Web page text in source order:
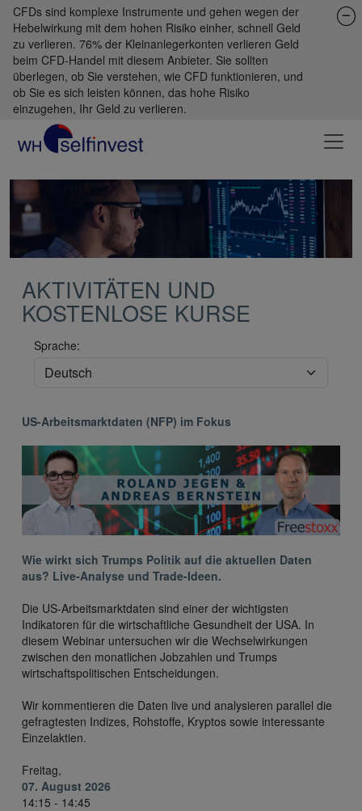
CFDs sind komplexe Instrumente und gehen wegen der
Hebelwirkung mit dem hohen Risiko einher, schnell Geld
zu verlieren. 76% der Kleinanlegerkonten verlieren Geld
beim CFD-Handel mit diesem Anbieter. Sie sollten
überlegen, ob Sie verstehen, wie CFD funktionieren, und
ob Sie es sich leisten können, das hohe Risiko
einzugehen, Ihr Geld zu verlieren.
AKTIVITÄTEN UND
KOSTENLOSE KURSE
Sprache:
US-Arbeitsmarktdaten (NFP) im Fokus
Wie wirkt sich Trumps Politik auf die aktuellen Daten
aus? Live-Analyse und Trade-Ideen.
Die US-Arbeitsmarktdaten sind einer der wichtigsten
Indikatoren für die wirtschaftliche Gesundheit der USA. In
diesem Webinar untersuchen wir die Wechselwirkungen
zwischen den monatlichen Jobzahlen und Trumps
wirtschaftspolitischen Entscheidungen.
Wir kommentieren die Daten live und analysieren parallel die
gefragtesten Indizes, Rohstoffe, Kryptos sowie interessante
Einzelaktien.
Freitag,
07. August 2026
14:15 - 14:45